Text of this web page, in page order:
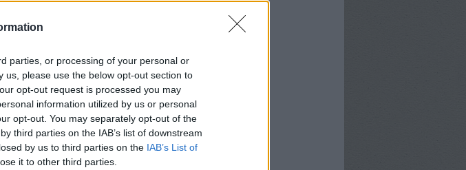
parties, or processing of your personal or
please use the below opt-out section to
opt-out request is processed you may
information utilized by us or personal
opt-out. You may separately opt-out of the
third parties on the IAB’s list of downstream
by us to third parties on the IAB’s List of
it to other third parties.